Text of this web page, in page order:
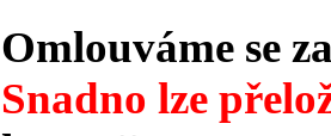
Omlouváme se
Snadno lze